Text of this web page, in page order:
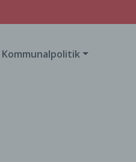
Kommunalpolitik